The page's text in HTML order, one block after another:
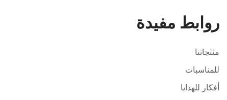
روابط مفيدة
منتجاتنا
للمناسبات
أفكار للهدايا